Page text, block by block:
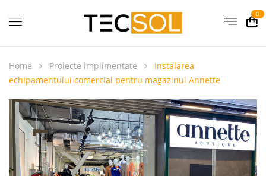
0
Home Proiecte implimentate
Instalarea
echipamentului comercial pentru magazinul Annette